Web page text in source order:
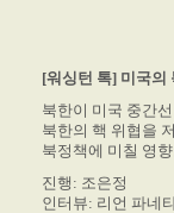
[워싱턴 톡] 미국의
북한이 미국 중간
북한의 핵 위협을
북정책에 미칠 영
진행: 조은정
인터뷰: 리언 파네